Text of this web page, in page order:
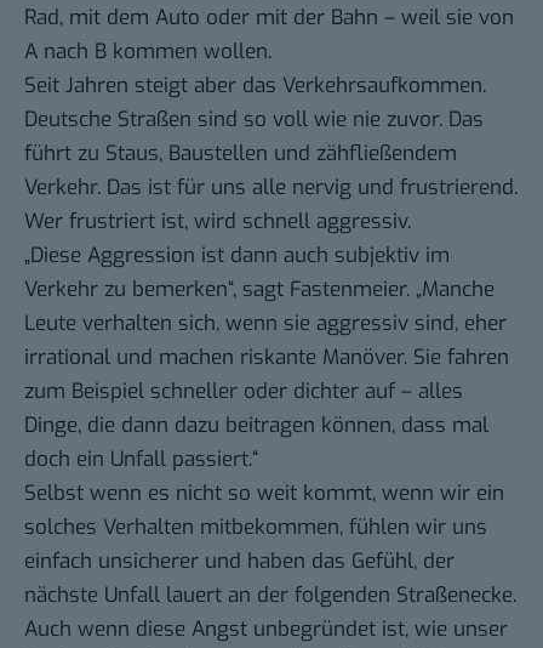
Rad, mit dem Auto oder mit der Bahn – weil sie von
A nach B kommen wollen.
Seit Jahren steigt aber das Verkehrsaufkommen.
Deutsche Straßen sind so voll wie nie zuvor. Das
führt zu Staus, Baustellen und zähfließendem
Verkehr. Das ist für uns alle nervig und frustrierend.
Wer frustriert ist, wird schnell aggressiv.
„Diese Aggression ist dann auch subjektiv im
Verkehr zu bemerken“, sagt Fastenmeier. „Manche
Leute verhalten sich, wenn sie aggressiv sind, eher
irrational und machen riskante Manöver. Sie fahren
zum Beispiel schneller oder dichter auf – alles
Dinge, die dann dazu beitragen können, dass mal
doch ein Unfall passiert.“
Selbst wenn es nicht so weit kommt, wenn wir ein
solches Verhalten mitbekommen, fühlen wir uns
einfach unsicherer und haben das Gefühl, der
nächste Unfall lauert an der folgenden Straßenecke.
Auch wenn diese Angst unbegründet ist, wie unser